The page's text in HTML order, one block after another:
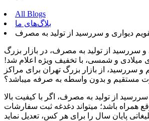
All Blogs
بلاگ‌های ما
دیواری و سررسید از تولید به مصرف
و سررسید از تولید به مصرف، در بازار بزرگ
میلادی و شمسی، با تخفیف ویژه اعلام شد!
و سررسید، از بازار بزرگ تهران برای مراکز
مستقیم و بدون واسطه به صرفه میباشد؟
از تولید به مصرف، اگر با کیفیت بالا
همراه باشد؛ میتواند دغدغه ثبت سفارشات